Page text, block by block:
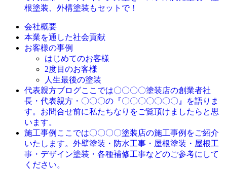
根塗装、外構塗装もセットで！
会社概要
本業を通した社会貢献
お客様の事例
はじめてのお客様
2度目のお客様
人生最後の塗装
代表親方ブログここでは〇〇〇〇塗装店の創業者社
長・代表親方・〇〇〇の『〇〇〇〇〇〇〇』を語りま
す。お問合せ前に私たちなりをご覧頂けましたらと思
います。
施工事例 ここでは〇〇〇〇塗装店の施工事例をご紹介
いたします。外壁塗装・防水工事・屋根塗装・屋根工
事・デザイン塗装・各種補修工事などのご参考にして
ください。